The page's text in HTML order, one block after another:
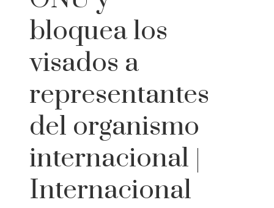
bloquea los
visados a
representantes
del organismo
internacional |
Internacional